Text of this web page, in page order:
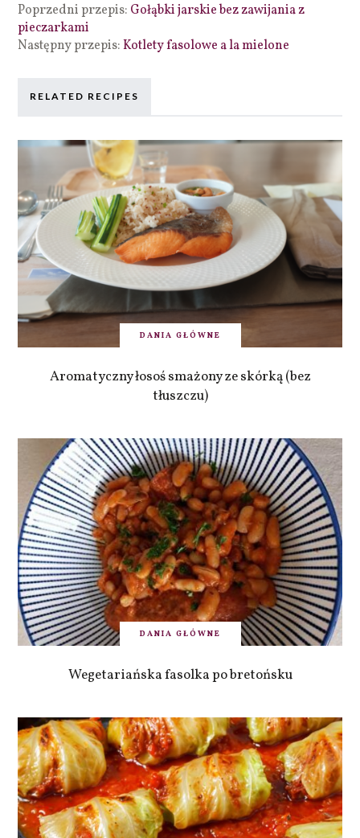
Poprzedni przepis: Gołąbki jarskie bez zawijania z
pieczarkami
Następny przepis:Kotlety fasolowe a la mielone
RELATED RECIPES
DANIA GŁÓWNE
Aromatyczny łosoś smażony ze skórką (bez
tłuszczu)
DANIA GŁÓWNE
Wegetariańska fasolka po bretońsku